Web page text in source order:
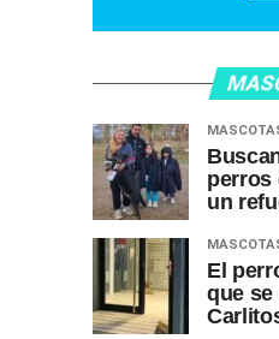
perros
un
El
que se